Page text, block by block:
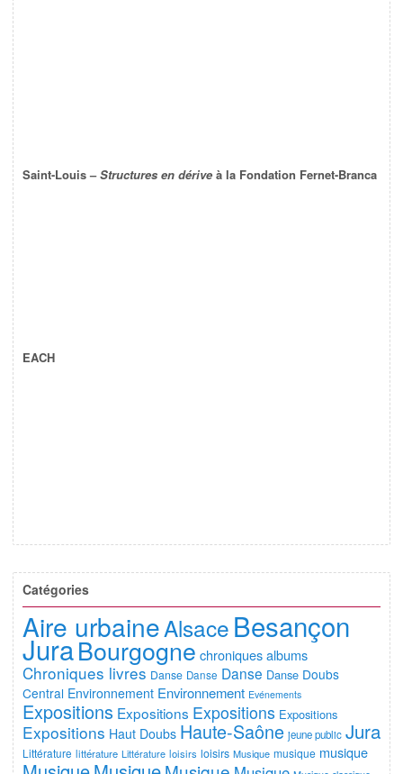
Saint-Louis –Structures en dérive à la Fondation Fernet-Branca
EACH
Catégories
Aire urbaineAlsace Besançon
JuraBourgogne chroniques albums
Chroniques livres Danse Danse Danse Danse Doubs
Central Environnement Environnement Evénements
Expositions Expositions Expositions Expositions
Expositions Haut Doubs Haute-Saône jeune public Jura
Littérature littérature Littérature loisirs loisirs Musique musique musique